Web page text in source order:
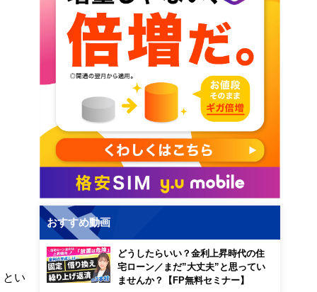
とい
おすすめ動画
どうしたらいい？金利上昇時代の住
宅ローン／まだ”大丈夫”と思ってい
ませんか？【FP無料セミナー】